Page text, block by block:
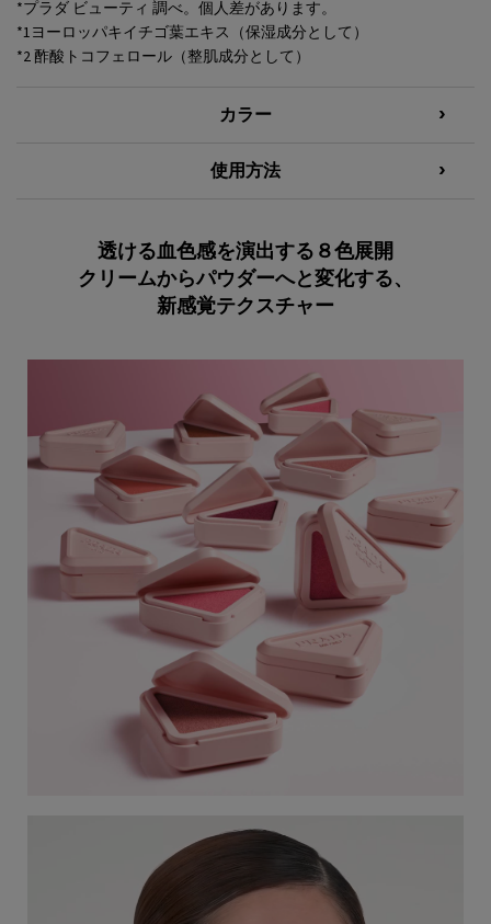
*プラダ ビューティ 調べ。個人差があります。
*1ヨーロッパキイチゴ葉エキス（保湿成分として）
*2 酢酸トコフェロール（整肌成分として）
カラー
使用方法
透ける血色感を演出する８色展開
クリームからパウダーへと変化する、
新感覚テクスチャー